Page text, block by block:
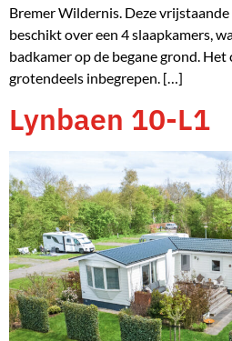
Bremer Wildernis. Deze
beschikt over een 4 slaapkamers,
badkamer op de begane grond.
grotendeels inbegrepen. […]
Lynbaen 10-L1